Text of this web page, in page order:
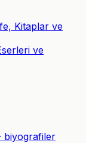
Kitaplar ve
ve
· biyografiler